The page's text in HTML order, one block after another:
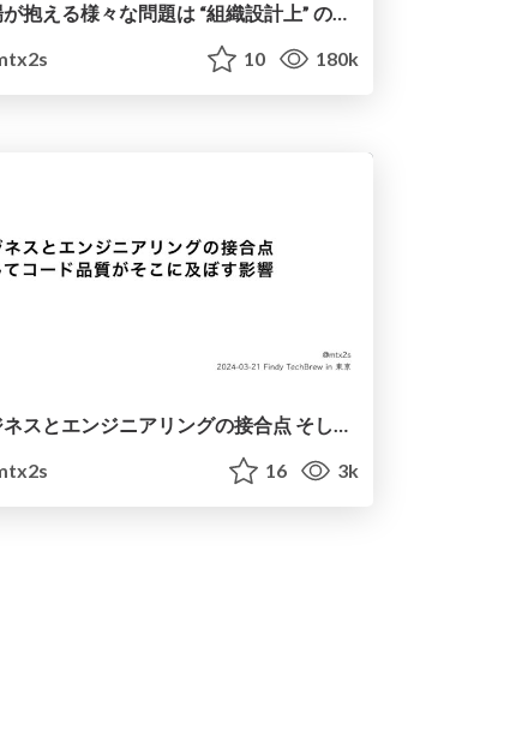
現場が抱える様々な問題は “組織設計上” の問題によって生じていることがある / Team-oriented Organization Design 20250827
10 180k
ビジネスとエンジニアリングの接合点 そしてコード品質がそこに及ぼす影響 / The Intersections of Business and Engineering, and The Impact of Code Quality There
16 3k